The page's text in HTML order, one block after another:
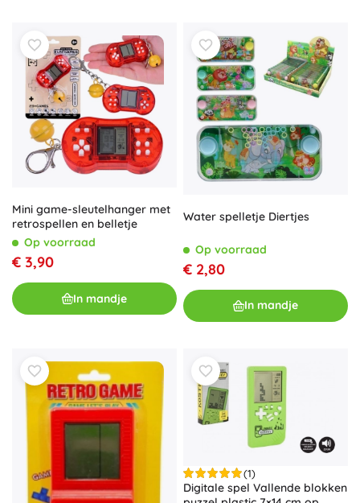
Mini game-sleutelhanger met
retrospellen en belletje
Op voorraad
€ 3,90
In mandje
Water spelletje Diertjes
Op voorraad
€ 2,80
In mandje
(1)
Digitale spel Vallende blokken